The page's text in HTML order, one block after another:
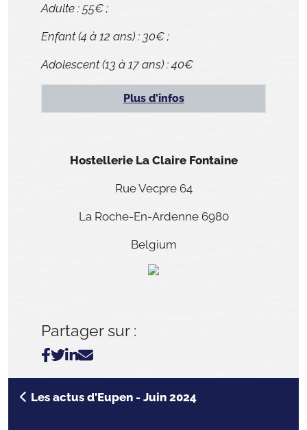
Adulte : 55€ ;
Enfant (4 à 12 ans) : 30€ ;
Adolescent (13 à 17 ans) : 40€
Plus d'infos
Hostellerie La Claire Fontaine
Rue Vecpre 64
La Roche-En-Ardenne 6980
Belgium
Partager sur :
Les actus d'Eupen - Juin 2024